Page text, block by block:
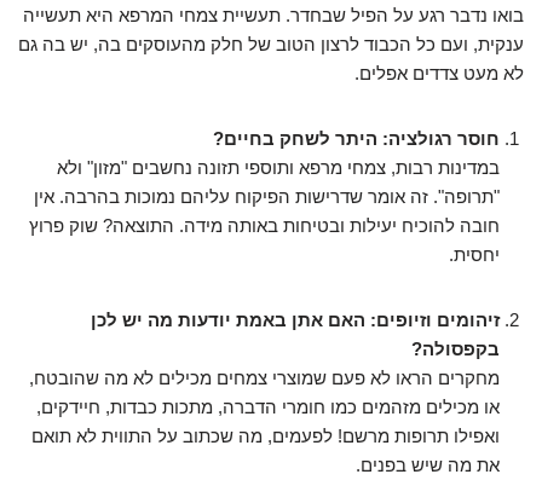
בואו נדבר רגע על הפיל שבחדר. תעשיית צמחי המרפא היא תעשייה
ענקית, ועם כל הכבוד לרצון הטוב של חלק מהעוסקים בה, יש בה גם
לא מעט צדדים אפלים.
חוסר רגולציה: היתר לשחק בחיים?
במדינות רבות, צמחי מרפא ותוספי תזונה נחשבים "מזון" ולא
"תרופה". זה אומר שדרישות הפיקוח עליהם נמוכות בהרבה. אין
חובה להוכיח יעילות ובטיחות באותה מידה. התוצאה? שוק פרוץ
יחסית.
זיהומים וזיופים: האם אתן באמת יודעות מה יש לכן
בקפסולה?
מחקרים הראו לא פעם שמוצרי צמחים מכילים לא מה שהובטח,
או מכילים מזהמים כמו חומרי הדברה, מתכות כבדות, חיידקים,
ואפילו תרופות מרשם! לפעמים, מה שכתוב על התווית לא תואם
את מה שיש בפנים.